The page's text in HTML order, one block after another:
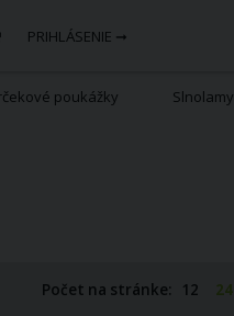
PRIHLÁSENIE ➞
poukážky Slnolamy
Počet na stránke: 12 24